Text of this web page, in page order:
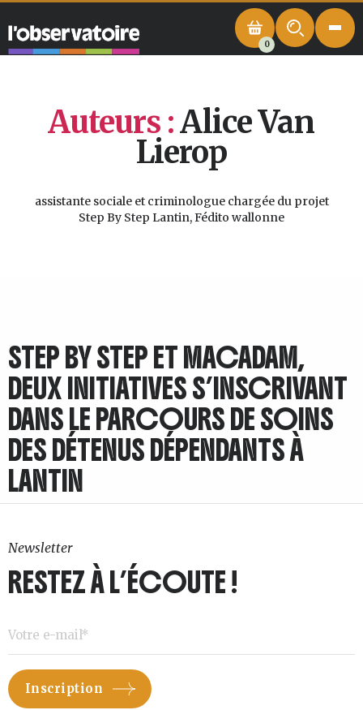
0
Auteurs :Alice Van
Lierop
assistante sociale et criminologue chargée du projet
Step By Step Lantin, Fédito wallonne
STEP BY STEP ET MACADAM,
DEUX INITIATIVES S’INSCRIVANT
DANS LE PARCOURS DE SOINS
DES DÉTENUS DÉPENDANTS À
LANTIN
Newsletter
RESTEZ À L’ÉCOUTE !